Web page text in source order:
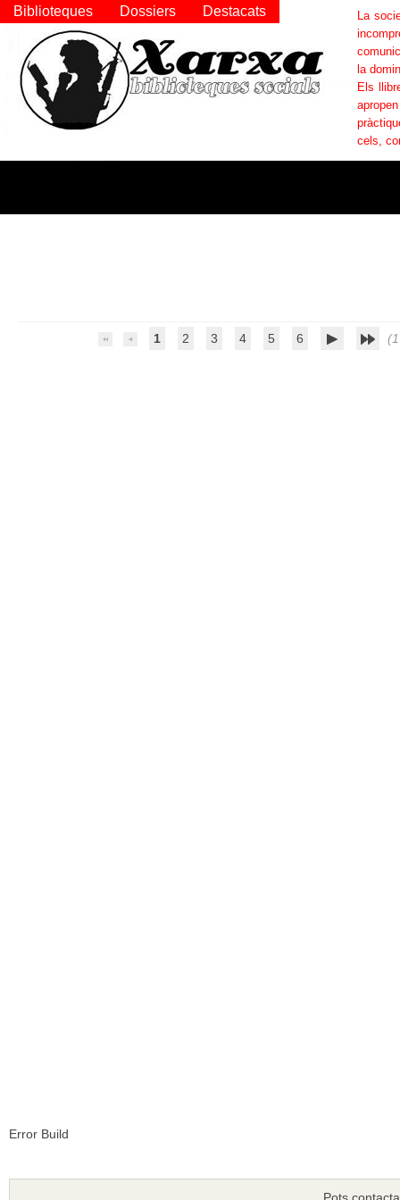
1 2 3 4 5 6
Error Build
La
la
Els
cels,
Biblioteques Dossiers Destacats